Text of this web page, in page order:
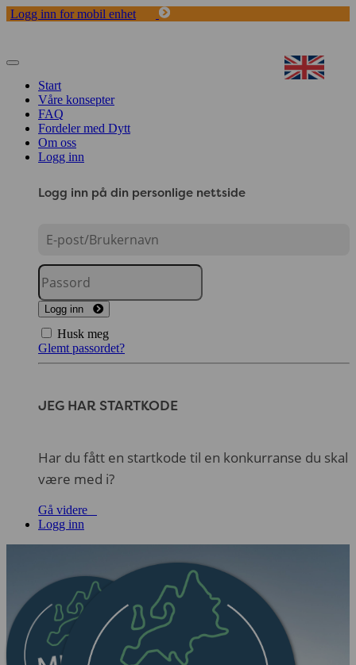
Logg inn for mobil enhet
Toggle
navigation
Start
Våre konsepter
FAQ
Fordeler med Dytt
Om oss
Logg inn
Logg inn på din personlige nettside
Logg inn
Husk meg
Glemt passordet?
JEG HAR STARTKODE
Har du fått en startkode til en konkurranse du skal
være med i?
Gå videre
Logg inn